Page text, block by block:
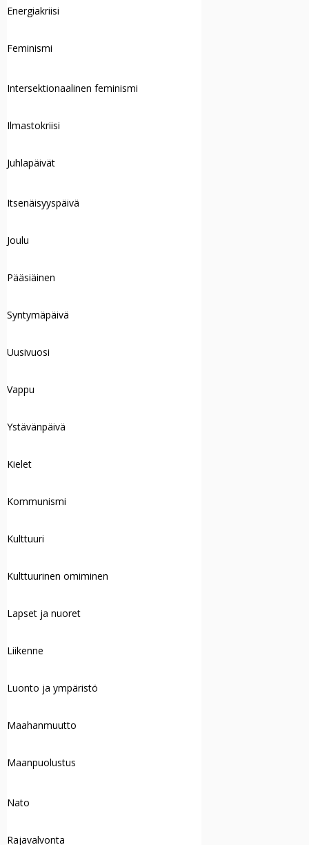
Energiakriisi
Feminismi
Intersektionaalinen feminismi
Ilmastokriisi
Juhlapäivät
Itsenäisyyspäivä
Joulu
Pääsiäinen
Syntymäpäivä
Uusivuosi
Vappu
Ystävänpäivä
Kielet
Kommunismi
Kulttuuri
Kulttuurinen omiminen
Lapset ja nuoret
Liikenne
Luonto ja ympäristö
Maahanmuutto
Maanpuolustus
Nato
Rajavalvonta